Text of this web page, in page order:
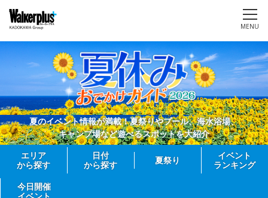
MENU
夏のイベント情報が満載！夏祭りやプール、海水浴場、
キャンプ場など遊べるスポットを大紹介
エリア
から探す
日付
から探す
夏祭り
イベント
ランキング
今日開催
イベント